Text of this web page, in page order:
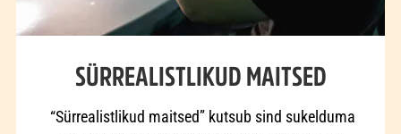
SÜRREALISTLIKUD MAITSED
“Sürrealistlikud maitsed” kutsub sind sukelduma